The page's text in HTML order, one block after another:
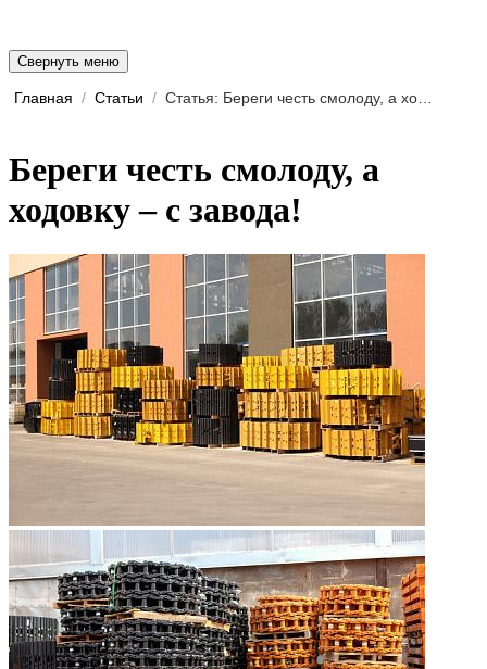
Свернуть меню
Главная / Статьи /
Береги честь смолоду, а
ходовку – с завода!